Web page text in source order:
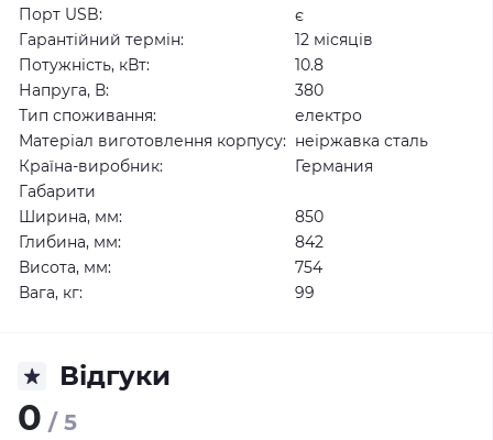
Порт USB:
є
Гарантійний термін:
12 місяців
Потужність, кВт:
10.8
Напруга, В:
380
Тип споживання:
електро
Матеріал виготовлення корпусу: неіржавка сталь
Країна-виробник:
Германия
Габарити
Ширина, мм:
850
Глибина, мм:
842
Висота, мм:
754
Вага, кг:
99
Відгуки
0 / 5